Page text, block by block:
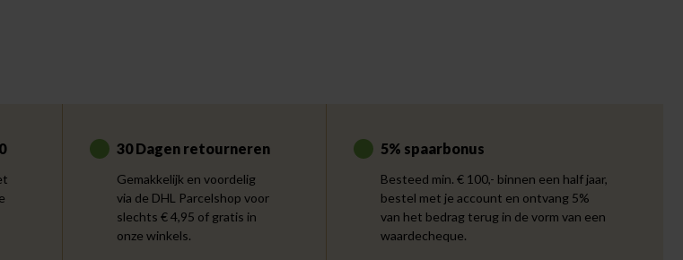
30 Dagen retourneren
Gemakkelijk en voordelig
via de DHL Parcelshop voor
slechts € 4,95 of gratis in
onze winkels.
5% spaarbonus
Besteed min. € 100,- binnen een half jaar,
bestel met je account en ontvang 5%
van het bedrag terug in de vorm van een
waardecheque.